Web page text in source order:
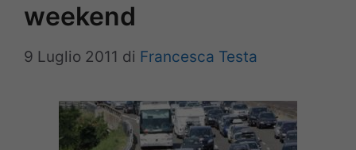
weekend
9 Luglio 2011 di Francesca Testa